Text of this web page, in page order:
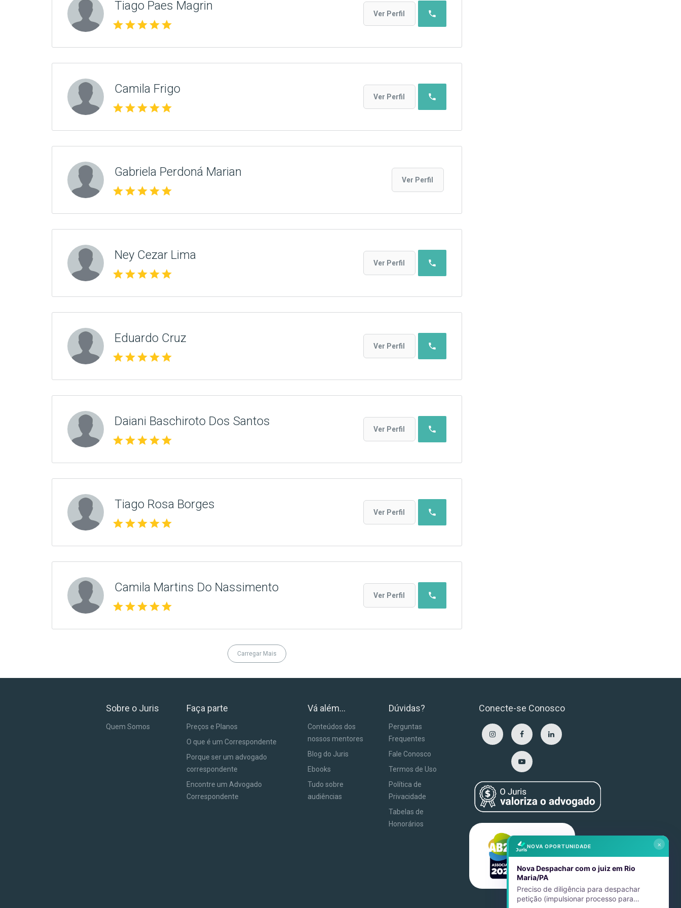
Tiago Paes Magrin
starstarstarstarstar
Ver Perfil phone
Camila Frigo
starstarstarstarstar
Ver Perfil phone
Gabriela Perdoná Marian
starstarstarstarstar
Ver Perfil
Ney Cezar Lima
starstarstarstarstar
Ver Perfil phone
Eduardo Cruz
starstarstarstarstar
Ver Perfil phone
Daiani Baschiroto Dos Santos
starstarstarstarstar
Ver Perfil phone
Tiago Rosa Borges
starstarstarstarstar
Ver Perfil phone
Camila Martins Do Nassimento
starstarstarstarstar
Ver Perfil phone
Carregar Mais
Sobre o Juris
Quem Somos
Faça parte
Preços e Planos
O que é um Correspondente
Porque ser um advogado
correspondente
Encontre um Advogado
Correspondente
Vá além...
Conteúdos dos
nossos mentores
Blog do Juris
Ebooks
Tudo sobre
audiências
Dúvidas?
Perguntas
Frequentes
Fale Conosco
Termos de Uso
Política de
Privacidade
Tabelas de
Honorários
Conecte-se Conosco
×
NOVA OPORTUNIDADE
Nova Despachar com o juiz em Rio
Maria/PA
Preciso de diligência para despachar
petição (impulsionar processo para